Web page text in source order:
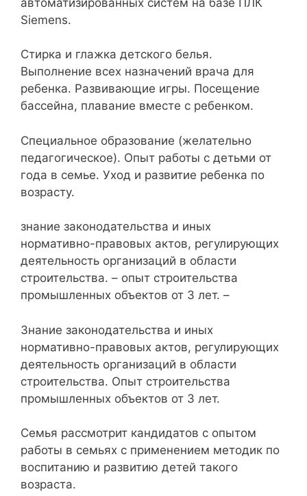
Siemens.
Стирка и глажка детского белья.
Выполнение всех назначений врача для
ребенка. Развивающие игры. Посещение
бассейна, плавание вместе с ребенком.
Специальное образование (желательно
педагогическое). Опыт работы с детьми от
года в семье. Уход и развитие ребенка по
возрасту.
знание законодательства и иных
нормативно-правовых актов, регулирующих
деятельность организаций в области
строительства. – опыт строительства
промышленных объектов от 3 лет. –
Знание законодательства и иных
нормативно-правовых актов, регулирующих
деятельность организаций в области
строительства. Опыт строительства
промышленных объектов от 3 лет.
Семья рассмотрит кандидатов с опытом
работы в семьях с применением методик по
воспитанию и развитию детей такого
возраста.